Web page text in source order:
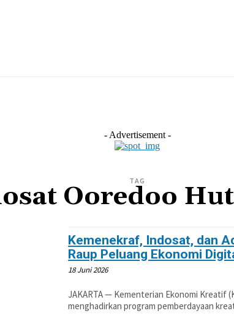
- Advertisement -
TAG
Ooredoo
Kemenekraf, Indosat, dan
Raup Peluang Ekonomi
18 Juni 2026
JAKARTA — Kementerian Ekonomi Kreatif
menghadirkan program pemberdayaan